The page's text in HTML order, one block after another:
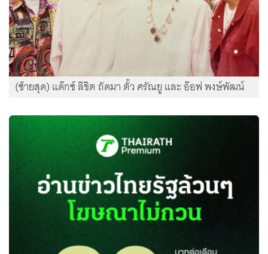
(ซ้ายสุด) แด๊กซ์ ลิขิต ถัดมา ตั้ว ศรัณยู และ อ๊อฟ พงษ์พัฒน์